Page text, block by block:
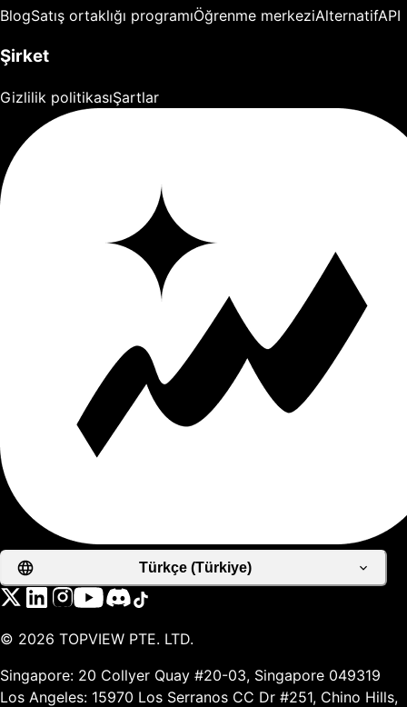
BlogSatış ortaklığı programıÖğrenme merkeziAlternatifAPI
Şirket
Gizlilik politikasıŞartlar
Türkçe (Türkiye)
© 2026 TOPVIEW PTE. LTD.
Singapore: 20 Collyer Quay #20-03, Singapore 049319
Los Angeles: 15970 Los Serranos CC Dr #251, Chino Hills,